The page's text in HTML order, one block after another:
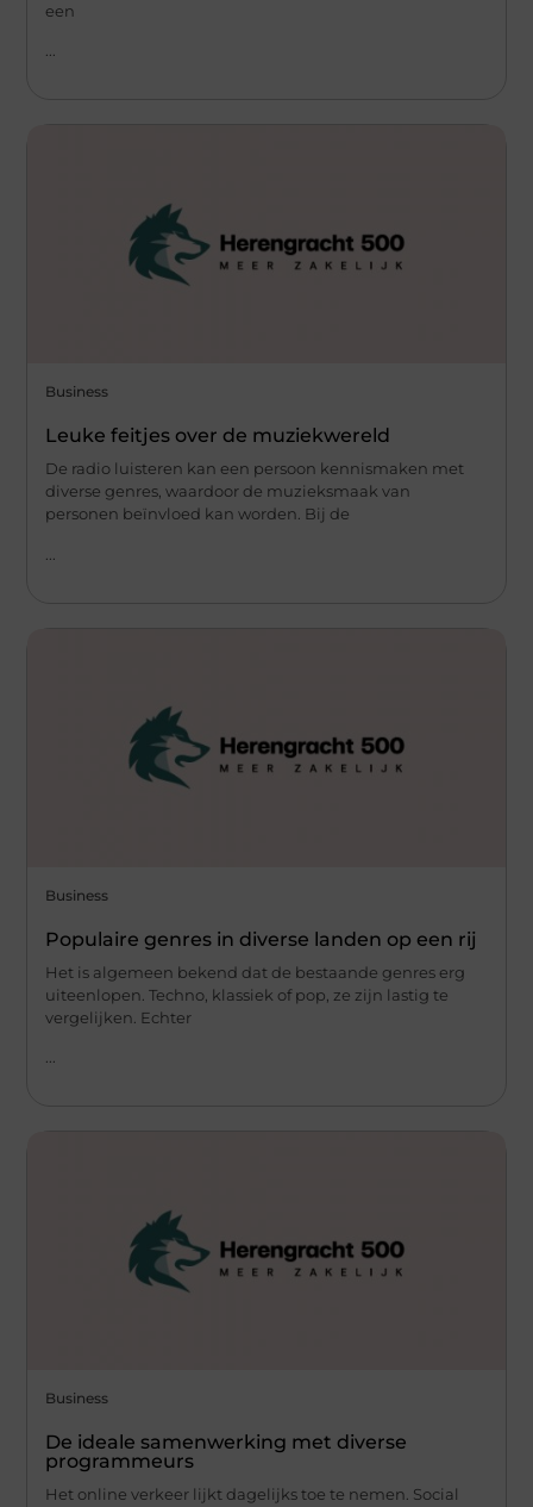
een
...
Business
Leuke feitjes over de muziekwereld
De radio luisteren kan een persoon kennismaken met
diverse genres, waardoor de muzieksmaak van
personen beïnvloed kan worden. Bij de
Business
Populaire genres in diverse landen op een rij
Het is algemeen bekend dat de bestaande genres erg
uiteenlopen. Techno, klassiek of pop, ze zijn lastig te
vergelijken. Echter
Business
De ideale samenwerking met diverse
programmeurs
Het online verkeer lijkt dagelijks toe te nemen. Social